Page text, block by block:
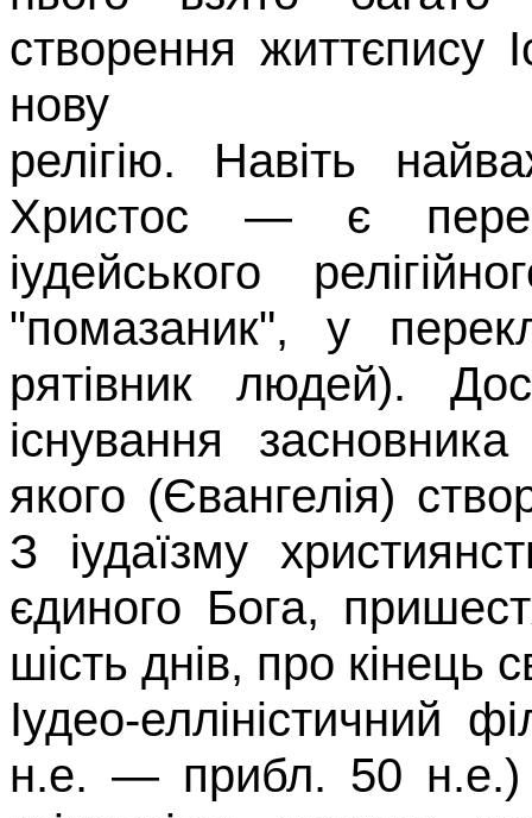
створення життєпису
нову
релігію. Навіть
Христос — є
іудейського
"помазаник", у
рятівник людей).
існування
якого (Євангелія)
З іудаїзму
єдиного Бога,
шість днів, про кінець
Іудео-елліністичний
н.е. — прибл. 50 н.е.)